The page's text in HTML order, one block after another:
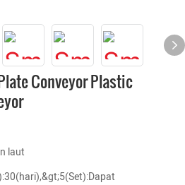
Conveyor Plastic
laut